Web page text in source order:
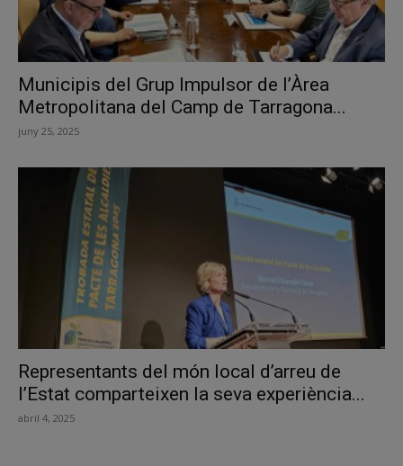
Municipis del Grup Impulsor de l’Àrea
Metropolitana del Camp de Tarragona...
juny 25, 2025
Representants del món local d’arreu de
l’Estat comparteixen la seva experiència...
abril 4, 2025